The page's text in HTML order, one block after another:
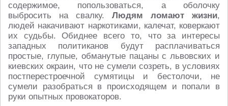
содержимое, попользоваться, а оболочку
выбросить на свалку. Людям ломают жизни,
людей накачивают наркотиками, калечат, коверкают
их судьбы. Обиднее всего то, что за интересы
западных политиканов будут расплачиваться
простые, глупые, обманутые пацаны с львовских и
киевских окраин, что не сумели созреть, в условиях
постперестроечной сумятицы и бестолочи, не
сумели разобраться в происходящем и попали в
руки опытных провокаторов.